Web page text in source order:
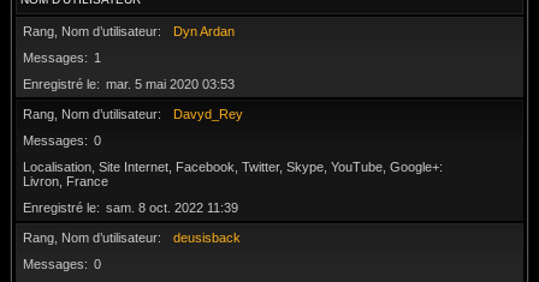
Rang, Nom d’utilisateur
Dyn Ardan
Messages
1
Enregistré le
mar. 5 mai 2020 03:53
Rang, Nom d’utilisateur
Davyd_Rey
Messages
0
Localisation, Site Internet, Facebook, Twitter, Skype, YouTube, Google+
Livron, France
Enregistré le
sam. 8 oct. 2022 11:39
Rang, Nom d’utilisateur
deusisback
Messages
0